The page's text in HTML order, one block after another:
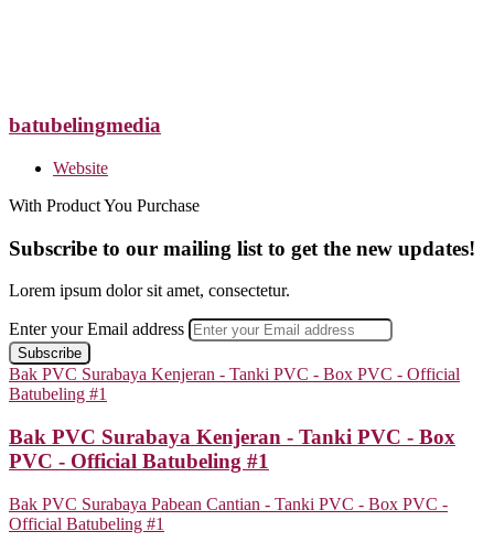
batubelingmedia
Website
With Product You Purchase
Subscribe to our mailing list to get the new updates!
Lorem ipsum dolor sit amet, consectetur.
Enter your Email address
Bak PVC Surabaya Kenjeran - Tanki PVC - Box PVC - Official
Batubeling #1
Bak PVC Surabaya Kenjeran - Tanki PVC - Box
PVC - Official Batubeling #1
Bak PVC Surabaya Pabean Cantian - Tanki PVC - Box PVC -
Official Batubeling #1